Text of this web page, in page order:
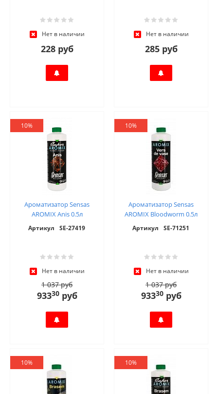
Нет в наличии
228 руб
Нет в наличии
285 руб
10%
Ароматизатор Sensas
AROMIX Anis 0.5л
Артикул SE-27419
Нет в наличии
1 037 руб
93330руб
10%
Ароматизатор Sensas
AROMIX Bloodworm 0.5л
Артикул SE-71251
Нет в наличии
1 037 руб
93330руб
10% 10%